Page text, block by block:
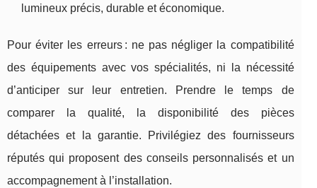
lumineux précis, durable et économique.
Pour éviter les erreurs : ne pas négliger la compatibilité
des équipements avec vos spécialités, ni la nécessité
d’anticiper sur leur entretien. Prendre le temps de
comparer la qualité, la disponibilité des pièces
détachées et la garantie. Privilégiez des fournisseurs
réputés qui proposent des conseils personnalisés et un
accompagnement à l’installation.